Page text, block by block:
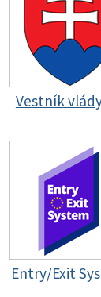
Vestník
Entry/Exit